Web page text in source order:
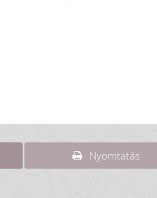
Nyomtatás